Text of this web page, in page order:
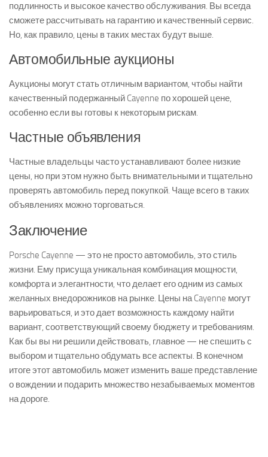
подлинность и высокое качество обслуживания. Вы всегда
сможете рассчитывать на гарантию и качественный сервис.
Но, как правило, цены в таких местах будут выше.
Автомобильные аукционы
Аукционы могут стать отличным вариантом, чтобы найти
качественный подержанный Cayenne по хорошей цене,
особенно если вы готовы к некоторым рискам.
Частные объявления
Частные владельцы часто устанавливают более низкие
цены, но при этом нужно быть внимательными и тщательно
проверять автомобиль перед покупкой. Чаще всего в таких
объявлениях можно торговаться.
Заключение
Porsche Cayenne — это не просто автомобиль, это стиль
жизни. Ему присуща уникальная комбинация мощности,
комфорта и элегантности, что делает его одним из самых
желанных внедорожников на рынке. Цены на Cayenne могут
варьироваться, и это дает возможность каждому найти
вариант, соответствующий своему бюджету и требованиям.
Как бы вы ни решили действовать, главное — не спешить с
выбором и тщательно обдумать все аспекты. В конечном
итоге этот автомобиль может изменить ваше представление
о вождении и подарить множество незабываемых моментов
на дороге.